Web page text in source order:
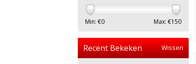
Min: €0 Max: €150
Recent Bekeken Wissen